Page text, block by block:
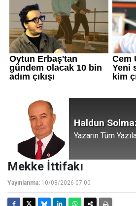
Haldun
Yazarın Tüm
Mekke İttifakı
Yayınlanma: 10/08/2026 07:00